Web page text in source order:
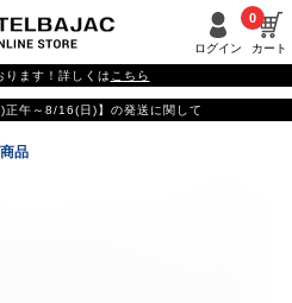
ログイン カート
0
ります！詳しくは こちら
午～8/16(日)】の発送に関して
品